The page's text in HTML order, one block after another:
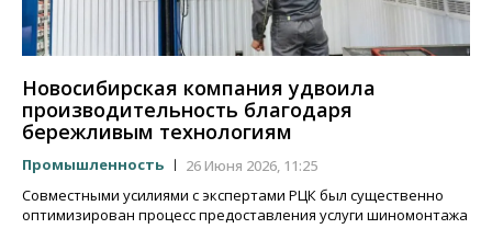
Новосибирская компания удвоила
производительность благодаря
бережливым технологиям
Промышленность
26 Июня 2026, 11:25
Совместными усилиями с экспертами РЦК был существенно
оптимизирован процесс предоставления услуги шиномонтажа